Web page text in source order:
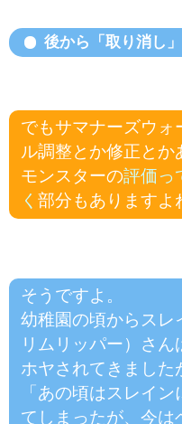
後から「取り消し
でもサマナーズウォ
ル調整とか修正とか
モンスターの評価っ
く 部分もありますよ
そうですよ。
幼稚園の頃からスレ
リムリッパー）さん
ホヤされてきました
「あの頃はスレイ
てしまったが、今は